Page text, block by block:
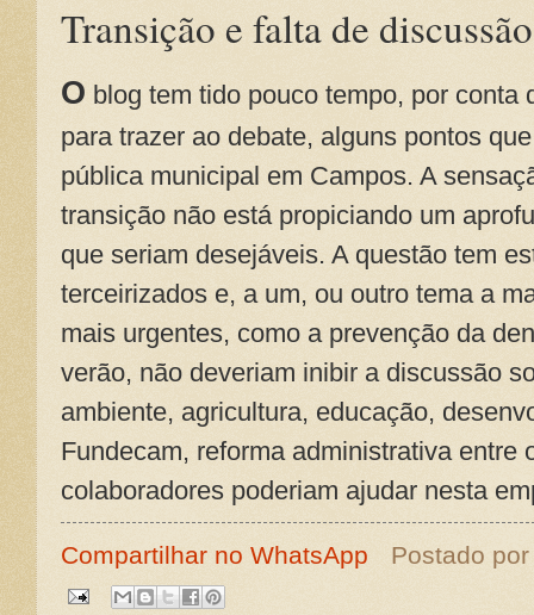
Transição e falta de discussão
O blog tem tido pouco tempo, por conta
para trazer ao debate, alguns pontos
pública municipal em Campos. A
transição não está propiciando um
que seriam desejáveis. A questão tem
terceirizados e, a um, ou outro tema a
mais urgentes, como a prevenção da
verão, não deveriam inibir a discussão
ambiente, agricultura, educação,
Fundecam, reforma administrativa entre
colaboradores poderiam ajudar nesta
Compartilhar no WhatsApp Postado